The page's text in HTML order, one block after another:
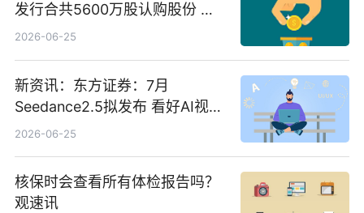
发行合共5600万股认购股份 净
筹约1007万港元 独家焦点
2026-06-25
新资讯：东方证券：7月
Seedance2.5拟发布 看好AI视频
创作工作流进一步提效
2026-06-25
核保时会查看所有体检报告吗？
观速讯